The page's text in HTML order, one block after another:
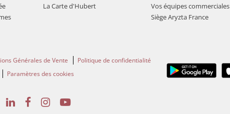
La Carte d'Hubert
Vos équipes commerciales
Siège Aryzta France
Générales de Vente
Politique de confidentialité
Paramètres des cookies